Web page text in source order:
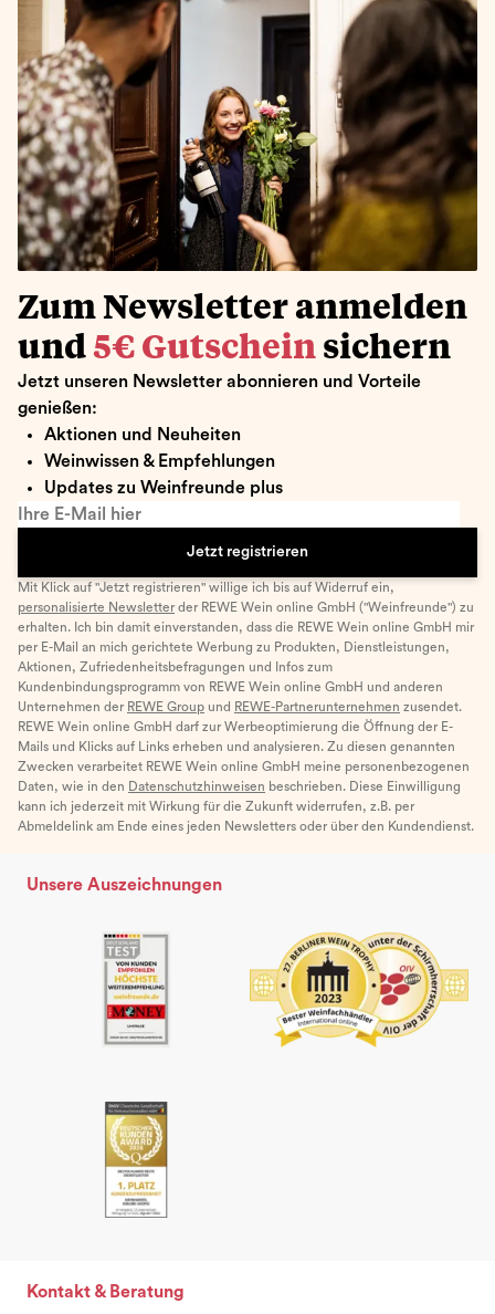
Zum Newsletter anmelden
und 5€ Gutschein sichern
Jetzt unseren Newsletter abonnieren und Vorteile
genießen:
Aktionen und Neuheiten
Weinwissen & Empfehlungen
Updates zu Weinfreunde plus
Ihre E-Mail hier
Jetzt registrieren
Mit Klick auf "Jetzt registrieren" willige ich bis auf Widerruf ein,
personalisierte Newsletter der REWE Wein online GmbH ("Weinfreunde") zu
erhalten. Ich bin damit einverstanden, dass die REWE Wein online GmbH mir
per E-Mail an mich gerichtete Werbung zu Produkten, Dienstleistungen,
Aktionen, Zufriedenheitsbefragungen und Infos zum
Kundenbindungsprogramm von REWE Wein online GmbH und anderen
Unternehmen der REWE Group und REWE-Partnerunternehmen zusendet.
REWE Wein online GmbH darf zur Werbeoptimierung die Öffnung der E-
Mails und Klicks auf Links erheben und analysieren. Zu diesen genannten
Zwecken verarbeitet REWE Wein online GmbH meine personenbezogenen
Daten, wie in den Datenschutzhinweisen beschrieben. Diese Einwilligung
kann ich jederzeit mit Wirkung für die Zukunft widerrufen, z.B. per
Abmeldelink am Ende eines jeden Newsletters oder über den Kundendienst.
Unsere Auszeichnungen
Kontakt & Beratung